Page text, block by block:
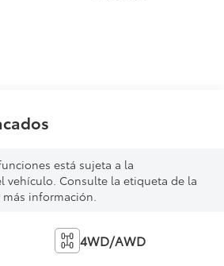
está sujeta a la
vehículo. Consulte la etiqueta de la
información.
4WD/AWD